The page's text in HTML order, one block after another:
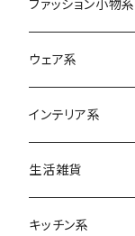
Betty Boop
ムーミン
スヌーピー
M&Ms
ベベダヤン
ファッション小物系
バッグ
エコバッグ
各種バッグ
リュック
ポーチ
財布
ウェア系
ボトムス
インテリア系
クッション
ティッシュケース
生活雑貨
日用品
キッチン系